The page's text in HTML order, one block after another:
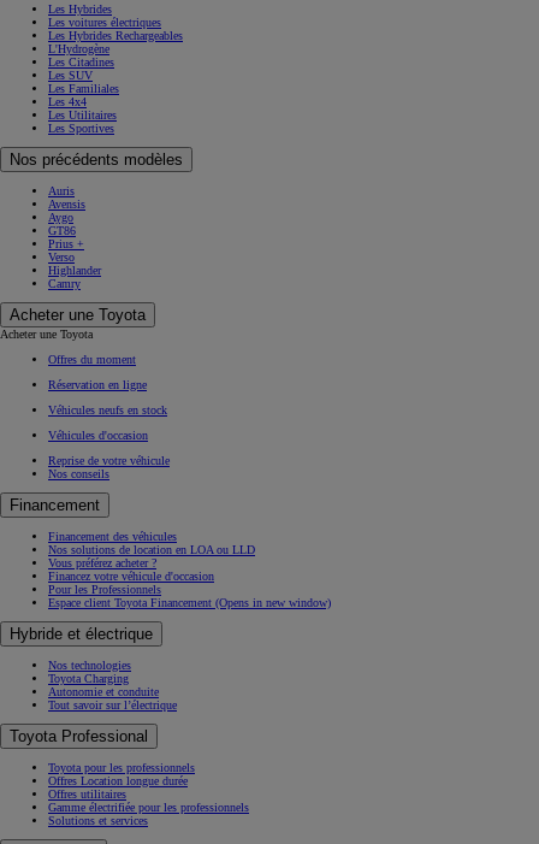
Les Hybrides
Les voitures électriques
Les Hybrides Rechargeables
L'Hydrogène
Les Citadines
Les SUV
Les Familiales
Les 4x4
Les Utilitaires
Les Sportives
Nos précédents modèles
Auris
Avensis
Aygo
GT86
Prius +
Verso
Highlander
Camry
Acheter une Toyota
Acheter une Toyota
Offres du moment
Réservation en ligne
Véhicules neufs en stock
Véhicules d'occasion
Reprise de votre véhicule
Nos conseils
Financement
Financement des véhicules
Nos solutions de location en LOA ou LLD
Vous préférez acheter ?
Financez votre véhicule d'occasion
Pour les Professionnels
Espace client Toyota Financement (Opens in new window)
Hybride et électrique
Nos technologies
Toyota Charging
Autonomie et conduite
Tout savoir sur l’électrique
Toyota Professional
Toyota pour les professionnels
Offres Location longue durée
Offres utilitaires
Gamme électrifiée pour les professionnels
Solutions et services